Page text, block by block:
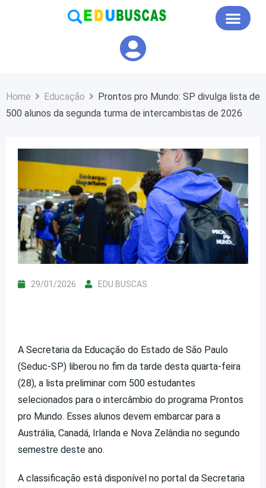
Home Educação
Prontos pro Mundo: SP divulga lista de
500 alunos da segunda turma de intercambistas de 2026
29/01/2026 EDU BUSCAS
A Secretaria da Educação do Estado de São Paulo
(Seduc-SP) liberou no fim da tarde desta quarta-feira
(28), a lista preliminar com 500 estudantes
selecionados para o intercâmbio do programa Prontos
pro Mundo. Esses alunos devem embarcar para a
Austrália, Canadá, Irlanda e Nova Zelândia no segundo
semestre deste ano.
A classificação está disponível no portal da Secretaria